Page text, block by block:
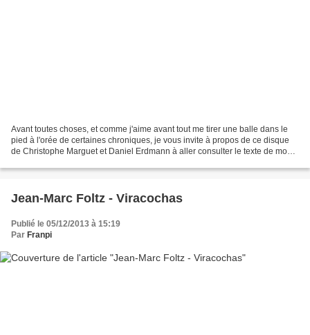
Avant toutes choses, et comme j'aime avant tout me tirer une balle dans le
pied à l'orée de certaines chroniques, je vous invite à propos de ce disque
de Christophe Marguet et Daniel Erdmann à aller consulter le texte de mon
Jean-Marc Foltz - Viracochas
Publié le 05/12/2013 à 15:19
Par Franpi